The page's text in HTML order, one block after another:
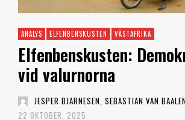
ANALYS ELFENBENSKUSTEN VÄSTAFRIKA
Elfenbenskusten:
vid valurnorna
JESPER BJARNESEN, SEBASTIAN VAN
22 OKTOBER, 2025